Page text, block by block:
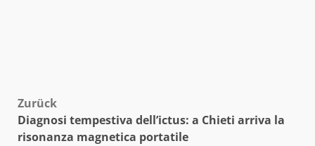
Beitragsnavigation
Zurück
Diagnosi tempestiva dell’ictus: a Chieti arriva la
risonanza magnetica portatile